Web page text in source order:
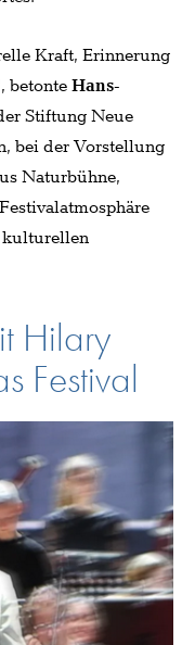
Kraft, Erinnerung
betonteHans-
Stiftung Neue
bei der Vorstellung
Naturbühne,
kulturellen
Hilary
Festival